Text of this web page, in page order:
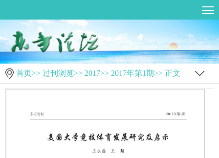
首页>> 过刊浏览>> 2017>> 2017年第1期>> 正文